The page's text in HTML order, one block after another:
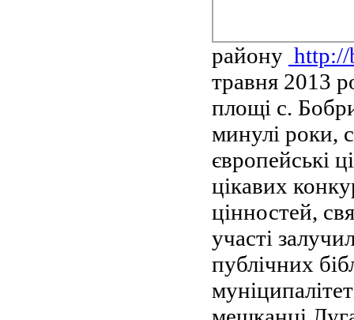
району http://
травня 2013
площі с.
минулі роки,
європейські
цікавих
цінностей,
участі
публічних